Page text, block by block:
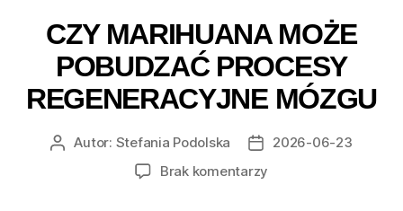
CZY MARIHUANA MOŻE
POBUDZAĆ PROCESY
REGENERACYJNE MÓZGU
AutorAutor: Stefania Podolska
Data2026-06-23
Brak komentarzy